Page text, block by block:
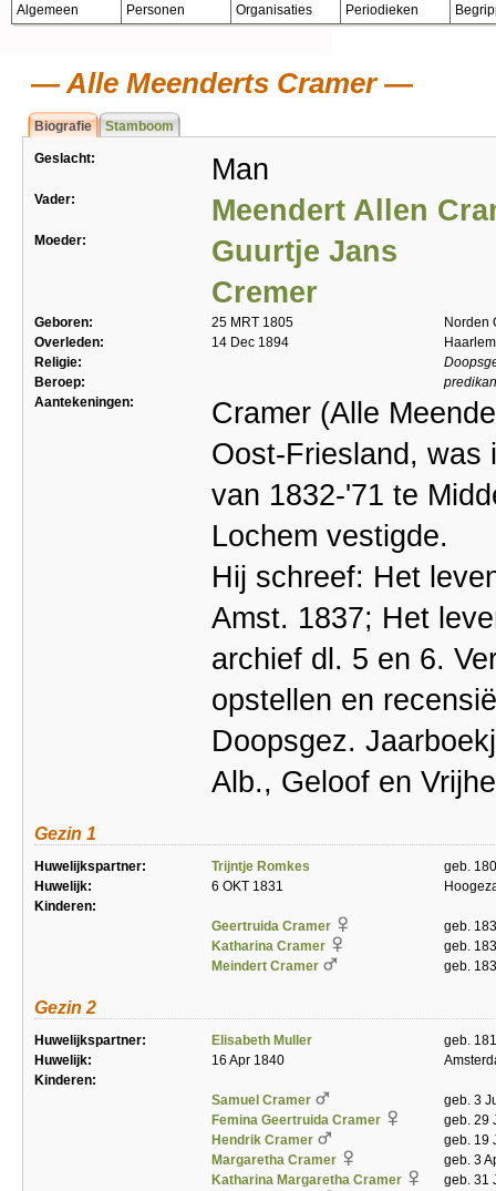
Algemeen Personen Organisaties Periodieken
Alle Meenderts Cramer
Biografie Stamboom
Geslacht: Man
Vader: Meendert Allen
Moeder:
Guurtje Jans
Cremer
Geboren: 25 MRT 1805
Norden
Overleden:
14 Dec 1894
Haarlem
Religie:
Beroep:
Aantekeningen:
Cramer (Alle
Oost-Friesland, was
van 1832-'71 te
Lochem vestigde.
Hij schreef: Het
Amst. 1837; Het
archief dl. 5 en 6.
opstellen en
Doopsgez.
Alb., Geloof en
Gezin 1
Huwelijkspartner: Trijntje Romkes
geb.
Huwelijk:
6 OKT 1831
Kinderen:
Geertruida Cramer
geb.
Katharina Cramer
geb.
Meindert Cramer
geb.
Gezin 2
Huwelijkspartner: Elisabeth Muller
geb.
Huwelijk:
16 Apr 1840
Kinderen:
Samuel Cramer
geb. 3
Femina Geertruida Cramer
geb. 29
Hendrik Cramer
geb. 19
Margaretha Cramer
geb. 3
Katharina Margaretha Cramer
geb. 31